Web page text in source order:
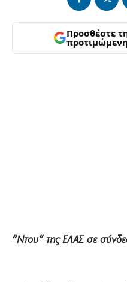
Προσθέστε
“Ντου” της ΕΛΑΣ σε